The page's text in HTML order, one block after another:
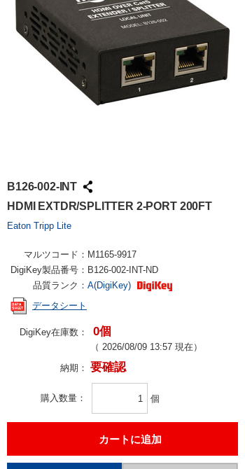
B126-002-INT
HDMI EXTDR/SPLITTER 2-PORT 200FT
Eaton Tripp Lite
マルツコード： M1165-9917
DigiKey製品番号： B126-002-INT-ND
品質ランク： A(DigiKey)
データシート
DigiKey在庫数： 0個
（ 2026/08/09 13:57 現在）
納期： 要確認
購入数量 個